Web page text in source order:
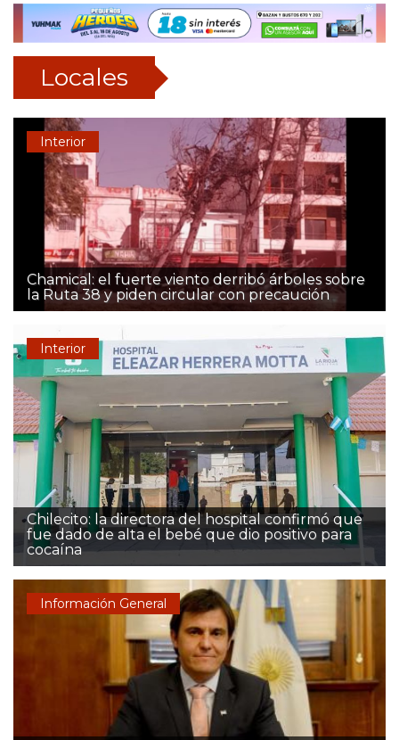
Locales
Interior
Chamical: el fuerte viento derribó árboles sobre
la Ruta 38 y piden circular con precaución
Interior
Chilecito: la directora del hospital confirmó que
fue dado de alta el bebé que dio positivo para
cocaína
Información General